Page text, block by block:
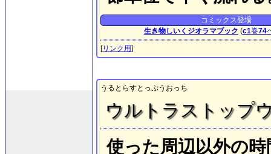
コミックス登場
生き物しいくジオラマブック (c1巻74
[リンク用]
うるとらすとっぷうおっち
ウルトラストップ
使った周辺以外の